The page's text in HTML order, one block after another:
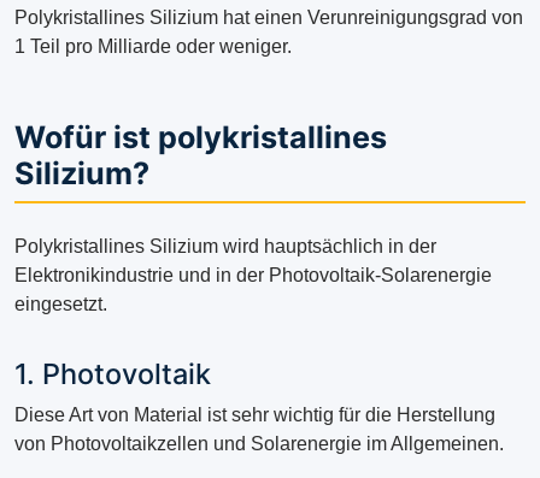
Polykristallines Silizium hat einen Verunreinigungsgrad von
1 Teil pro Milliarde oder weniger.
Wofür ist polykristallines
Silizium?
Polykristallines Silizium wird hauptsächlich in der
Elektronikindustrie und in der Photovoltaik-Solarenergie
eingesetzt.
1. Photovoltaik
Diese Art von Material ist sehr wichtig für die Herstellung
von Photovoltaikzellen und Solarenergie im Allgemeinen.